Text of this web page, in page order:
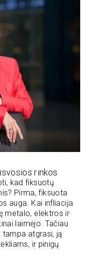
rinkos
kad fiksuotų
Pirma, fiksuota
auga. Kai infliacija
metalo, elektros ir
laimėjo. Tačiau
tampa atgrasi, ją
ir pinigų